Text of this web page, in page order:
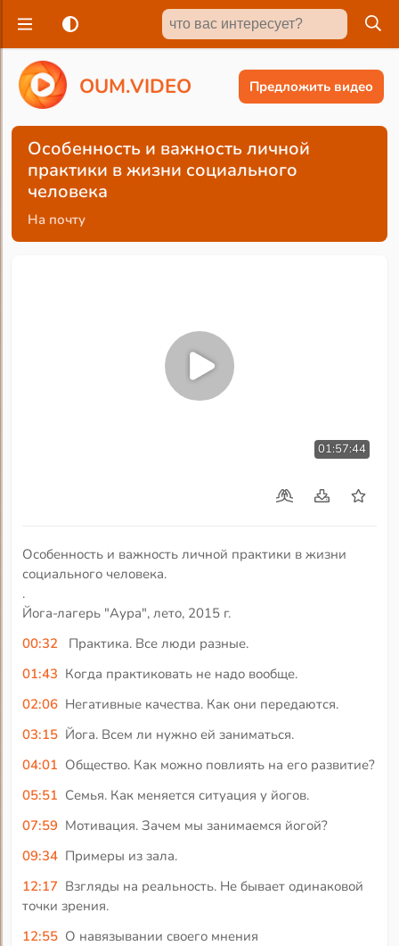
OUM.VIDEO Предложить видео
Особенность и важность личной
практики в жизни социального
человека
На почту
01:57:44
Особенность и важность личной практики в жизни
социального человека.
.
Йога-лагерь "Аура", лето, 2015 г.
00:32
Практика. Все люди разные.
01:43 Когда практиковать не надо вообще.
02:06 Негативные качества. Как они передаются.
03:15 Йога. Всем ли нужно ей заниматься.
04:01 Общество. Как можно повлиять на его развитие?
05:51 Семья. Как меняется ситуация у йогов.
07:59 Мотивация. Зачем мы занимаемся йогой?
09:34 Примеры из зала.
12:17 Взгляды на реальность. Не бывает одинаковой
точки зрения.
12:55 О навязывании своего мнения